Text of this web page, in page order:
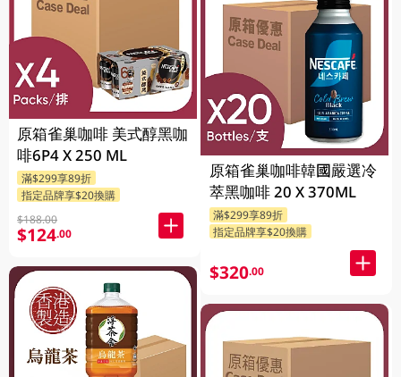
原箱雀巢咖啡 美式醇黑咖
啡6P4 X 250 ML
滿$299享89折
指定品牌享$20換購
$188.00
$124.00
原箱雀巢咖啡韓國嚴選冷
萃黑咖啡 20 X 370ML
滿$299享89折
指定品牌享$20換購
$320.00